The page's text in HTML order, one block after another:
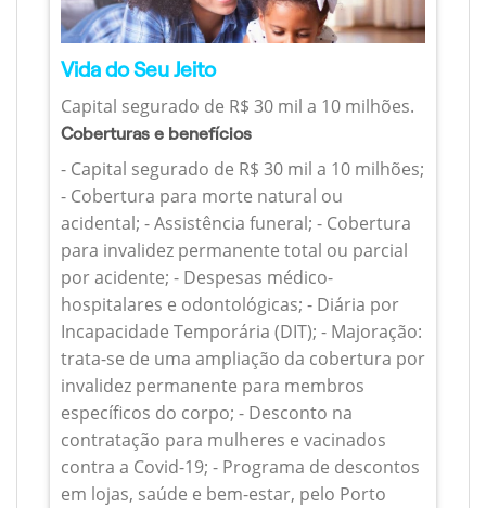
Vida do Seu Jeito
Capital segurado de R$ 30 mil a 10 milhões.
Coberturas e benefícios
- Capital segurado de R$ 30 mil a 10 milhões;
- Cobertura para morte natural ou
acidental; - Assistência funeral; - Cobertura
para invalidez permanente total ou parcial
por acidente; - Despesas médico-
hospitalares e odontológicas; - Diária por
Incapacidade Temporária (DIT); - Majoração:
trata-se de uma ampliação da cobertura por
invalidez permanente para membros
específicos do corpo; - Desconto na
contratação para mulheres e vacinados
contra a Covid-19; - Programa de descontos
em lojas, saúde e bem-estar, pelo Porto